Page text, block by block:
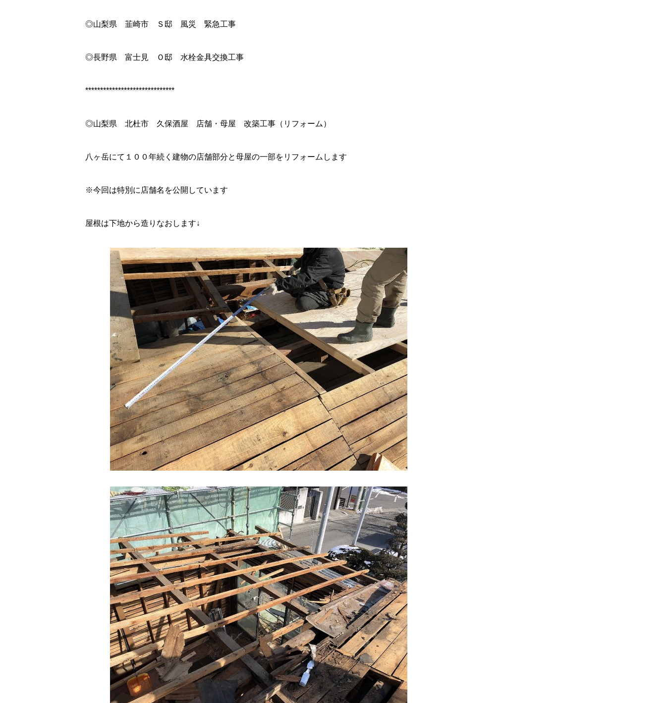
◎山梨県 韮崎市 Ｓ邸 風災 緊急工事
◎長野県 富士見 Ｏ邸 水栓金具交換工事
******************************
◎山梨県 北杜市 久保酒屋 店舗・母屋 改築工事（リフォーム）
八ヶ岳にて１００年続く建物の店舗部分と母屋の一部をリフォームします
※今回は特別に店舗名を公開しています
屋根は下地から造りなおします↓